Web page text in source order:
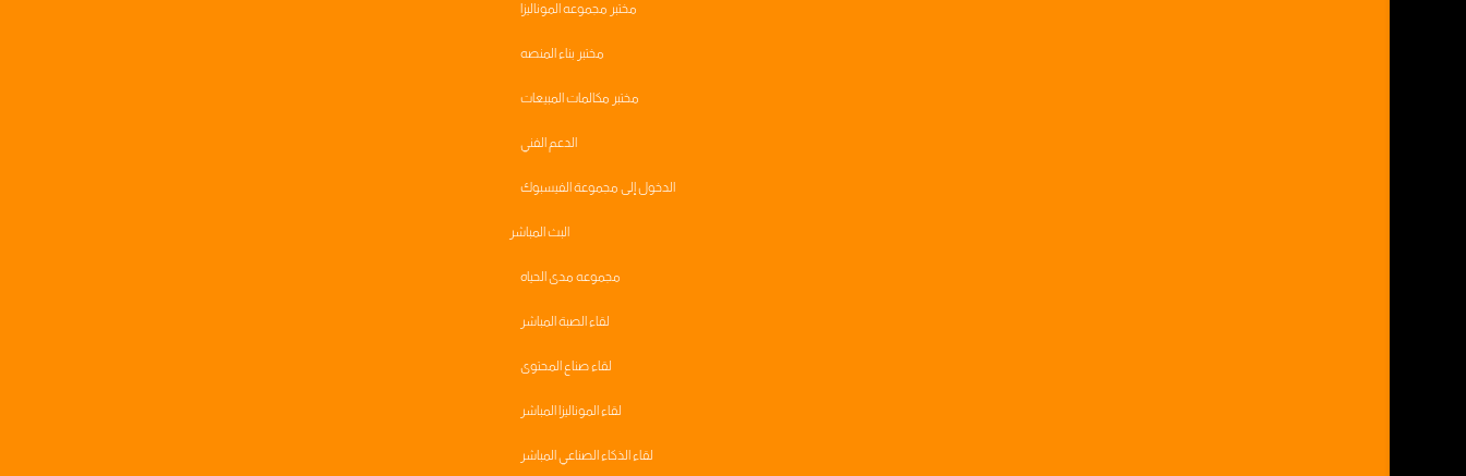
مختبر مجموعه الموناليزا
مختبر بناء المنصه
مختبر مكالمات المبيعات
الدعم الفني
الدخول إلى مجموعة الفيسبوك
البث المباشر
مجموعه مدى الحياه
لقاء الصبة المباشر
لقاء صناع المحتوى
لقاء الموناليزا المباشر
لقاء الذكاء الصناعي المباشر